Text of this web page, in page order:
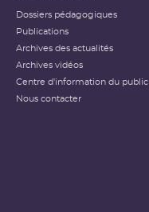
Dossiers pédagogiques
Publications
Archives des actualités
Archives vidéos
Centre d'information du public
Nous contacter